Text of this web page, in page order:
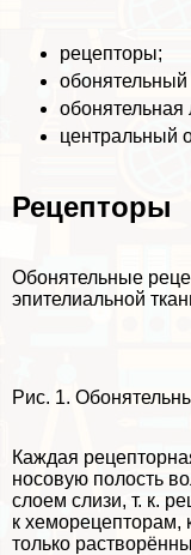
рецепторы;
обонятельный
обонятельная
центральный
Рецепторы
Обонятельные
эпителиальной
Рис. 1.
Каждая
носовую полость
слоем слизи, т. к.
к хеморецепторам,
только